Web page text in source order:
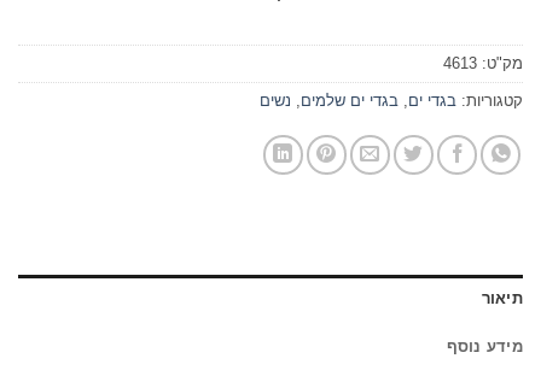
מק"ט: 4613
קטגוריות: בגדי ים בגדי ים שלמים נשים
תיאור
מידע נוסף